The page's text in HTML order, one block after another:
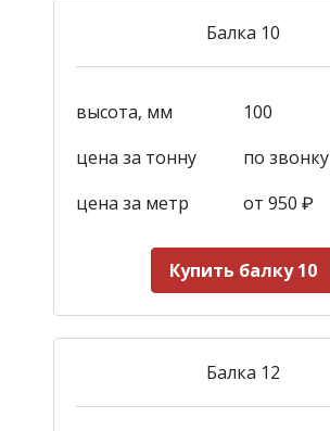
Балка 10
высота, мм
100
цена за тонну
по звонку
цена за метр
от 950 ₽
Купить балку 10
Балка 12